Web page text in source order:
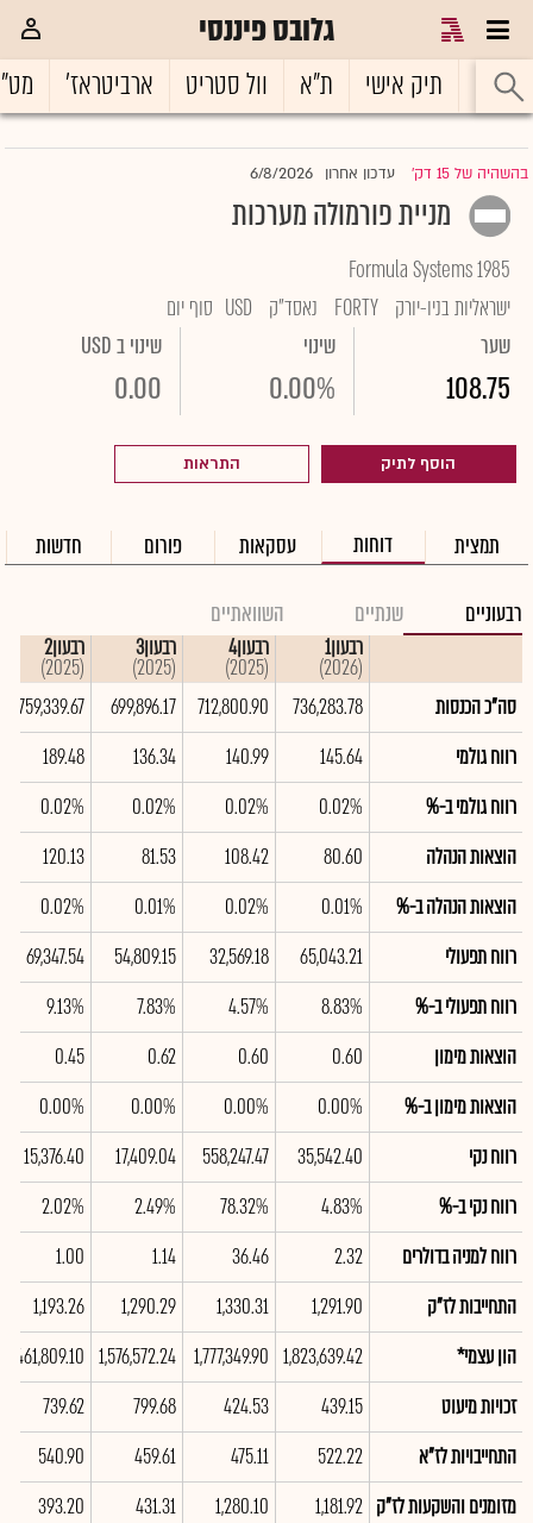
גלובס פיננסי
ראשי תיק אישי ת"א וול סטריט ארביטראז'
בהשהיה של 15 דק' |עדכון אחרון 6/8/2026
מניית פורמולה מערכות
Formula Systems 1985
ישראליות בניו-יורק FORTY נאסד"ק USD סוף יום
שער
108.75
שינוי
0.00%
שינוי ב USD
0.00
הוסף לתיק התראות
תמצית דוחות עסקאות פורום חדשות
רבעוניים שנתיים השוואתיים
רבעון1
(2026)
רבעון4
(2025)
רבעון3
(2025)
רבעון2
(2025)
סה"כ הכנסות
736,283.78
712,800.90
699,896.17
759,339.67
רווח גולמי
145.64
140.99
136.34
189.48
רווח גולמי ב-%
0.02%
0.02%
0.02%
0.02%
הוצאות הנהלה
80.60
108.42
81.53
120.13
הוצאות הנהלה ב-%
0.01%
0.02%
0.01%
0.02%
רווח תפעולי
65,043.21
32,569.18
54,809.15
69,347.54
רווח תפעולי ב-%
8.83%
4.57%
7.83%
9.13%
הוצאות מימון
0.60
0.60
0.62
0.45
הוצאות מימון ב-%
0.00%
0.00%
0.00%
0.00%
רווח נקי
35,542.40
558,247.47
17,409.04
15,376.40
רווח נקי ב-%
4.83%
78.32%
2.49%
2.02%
רווח למניה בדולרים
2.32
36.46
1.14
1.00
התחייבות לז"ק
1,291.90
1,330.31
1,290.29
1,193.26
הון עצמי*
1,823,639.42
1,777,349.90
1,576,572.24
1,461,809.10
זכויות מיעוט
439.15
424.53
799.68
739.62
התחייבויות לז"א
522.22
475.11
459.61
540.90
מזומנים והשקעות לז"ק 1,181.92
1,280.10
431.31
393.20